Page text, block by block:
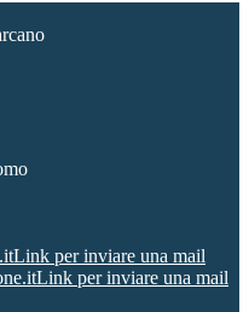
Link per inviare una mail
Link per inviare una mail